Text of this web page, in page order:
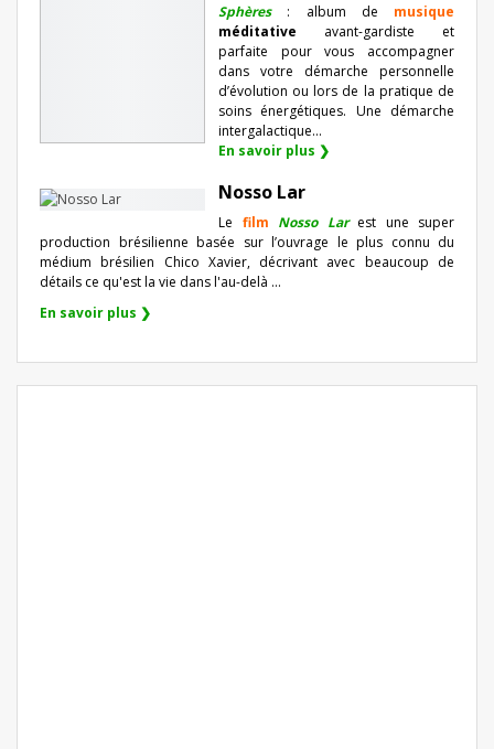
Sphères: album de musique
méditative avant-gardiste et
parfaite pour vous accompagner
dans votre démarche personnelle
d’évolution ou lors de la pratique de
soins énergétiques. Une démarche
intergalactique...
En savoir plus ❯
Nosso Lar
Le film Nosso Lar est une super
production brésilienne basée sur l’ouvrage le plus connu du
médium brésilien Chico Xavier, décrivant avec beaucoup de
détails ce qu'est la vie dans l'au-delà ...
En savoir plus ❯